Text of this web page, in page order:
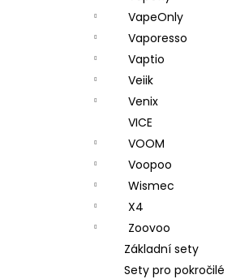
VapeOnly
Vaporesso
Vaptio
Veiik
Venix
VICE
VOOM
Voopoo
Wismec
X4
Zoovoo
Základní sety
Sety pro pokročilé